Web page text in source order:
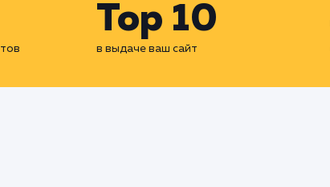
Top 10
в выдаче ваш сайт